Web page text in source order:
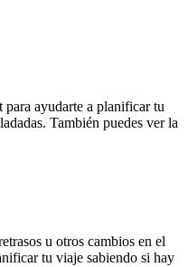
para ayudarte a planificar tu
También puedes ver la
u otros cambios en el
tu viaje sabiendo si hay